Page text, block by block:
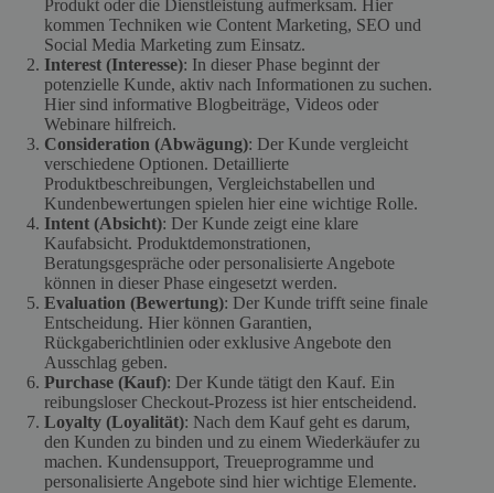
Produkt oder die Dienstleistung aufmerksam. Hier
kommen Techniken wie Content Marketing, SEO und
Social Media Marketing zum Einsatz.
Interest (Interesse): In dieser Phase beginnt der
potenzielle Kunde, aktiv nach Informationen zu suchen.
Hier sind informative Blogbeiträge, Videos oder
Webinare hilfreich.
Consideration (Abwägung): Der Kunde vergleicht
verschiedene Optionen. Detaillierte
Produktbeschreibungen, Vergleichstabellen und
Kundenbewertungen spielen hier eine wichtige Rolle.
Intent (Absicht): Der Kunde zeigt eine klare
Kaufabsicht. Produktdemonstrationen,
Beratungsgespräche oder personalisierte Angebote
können in dieser Phase eingesetzt werden.
Evaluation (Bewertung): Der Kunde trifft seine finale
Entscheidung. Hier können Garantien,
Rückgaberichtlinien oder exklusive Angebote den
Ausschlag geben.
Purchase (Kauf): Der Kunde tätigt den Kauf. Ein
reibungsloser Checkout-Prozess ist hier entscheidend.
Loyalty (Loyalität): Nach dem Kauf geht es darum,
den Kunden zu binden und zu einem Wiederkäufer zu
machen. Kundensupport, Treueprogramme und
personalisierte Angebote sind hier wichtige Elemente.